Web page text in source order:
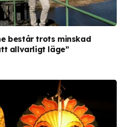
består trots minskad
allvarligt läge”